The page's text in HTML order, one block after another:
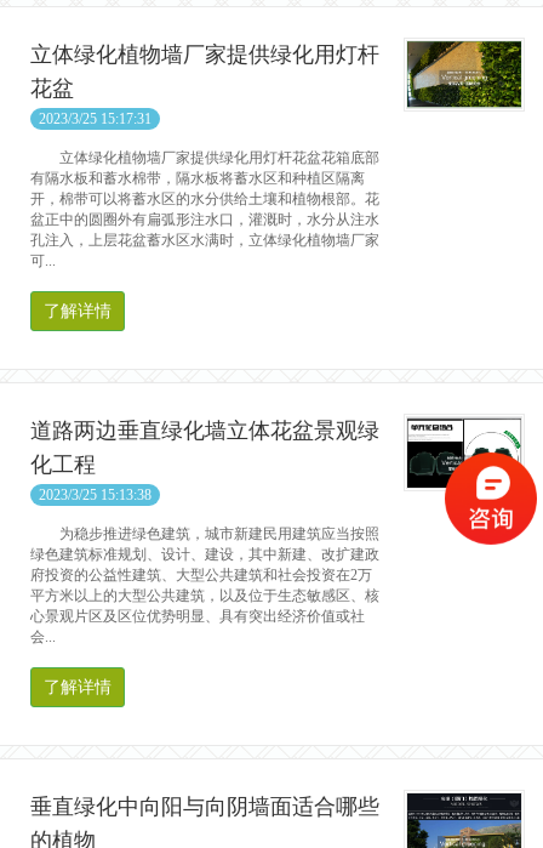
立体绿化植物墙厂家提供绿化用灯杆
花盆
2023/3/25 15:17:31
立体绿化植物墙厂家提供绿化用灯杆花盆花箱底部
有隔水板和蓄水棉带，隔水板将蓄水区和种植区隔离
开，棉带可以将蓄水区的水分供给土壤和植物根部。花
盆正中的圆圈外有扁弧形注水口，灌溉时，水分从注水
孔注入，上层花盆蓄水区水满时，立体绿化植物墙厂家
可...
了解详情
道路两边垂直绿化墙立体花盆景观绿
化工程
2023/3/25 15:13:38
为稳步推进绿色建筑，城市新建民用建筑应当按照
绿色建筑标准规划、设计、建设，其中新建、改扩建政
府投资的公益性建筑、大型公共建筑和社会投资在2万
平方米以上的大型公共建筑，以及位于生态敏感区、核
心景观片区及区位优势明显、具有突出经济价值或社
会...
了解详情
垂直绿化中向阳与向阴墙面适合哪些
的植物